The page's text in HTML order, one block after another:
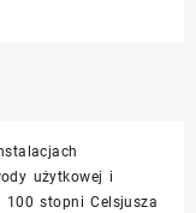
użytkowej i
100 stopni Celsjusza